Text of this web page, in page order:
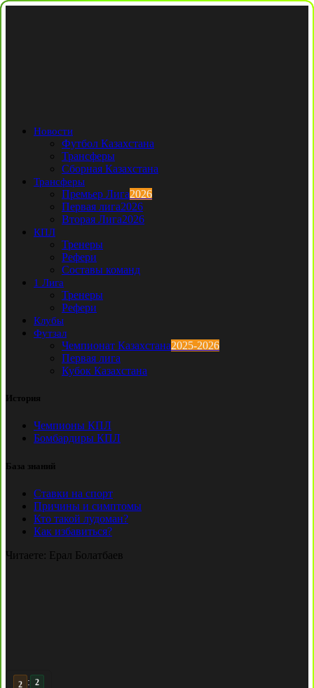
Новости
Футбол Казахстана
Трансферы
Сборная Казахстана
Трансферы
Премьер Лига2026
Первая лига2026
Вторая Лига2026
КПЛ
Тренеры
Рефери
Составы команд
1 Лига
Тренеры
Рефери
Клубы
Футзал
Чемпионат Казахстана2025-2026
Первая лига
Кубок Казахстана
История
Чемпионы КПЛ
Бомбардиры КПЛ
База знаний
Ставки на спорт
Причины и симптомы
Кто такой лудоман?
Как избавиться?
Читаете: Ерал Болатбаев
3 :